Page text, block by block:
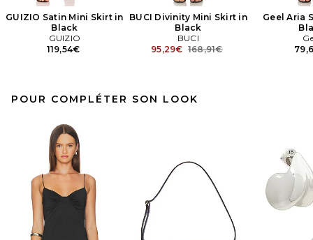
GUIZIO Satin Mini Skirt in
Black
GUIZIO
119,54€
BUCI Divinity Mini Skirt in
Black
BUCI
95,29€ Previous price:
168,91€
Geel Aria
POUR COMPLÉTER SON LOOK